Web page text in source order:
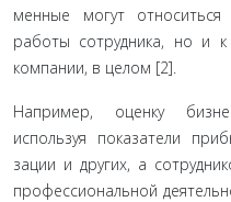
менные могут
работы сотрудника, но и
компании, в целом [2].
Например, оценку
используя показатели
зации и других, а
профессиональной